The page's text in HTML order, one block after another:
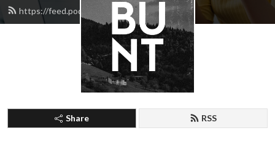
https://feed.podbean.com/BUNT/feed.xml
Share RSS